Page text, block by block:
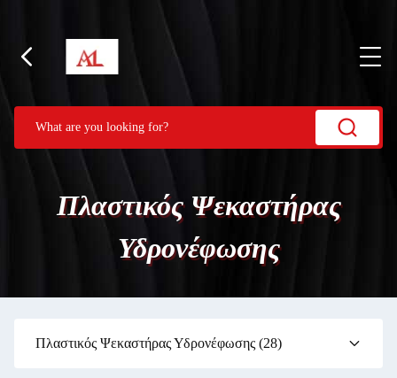
Πλαστικός Ψεκαστήρας
Υδρονέφωσης
Πλαστικός Ψεκαστήρας Υδρονέφωσης (28)